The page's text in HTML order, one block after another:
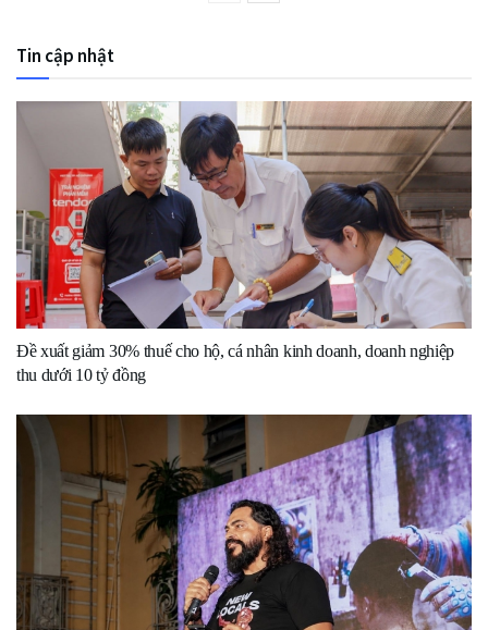
Tin cập nhật
Đề xuất giảm 30% thuế cho hộ, cá nhân kinh doanh, doanh nghiệp
thu dưới 10 tỷ đồng